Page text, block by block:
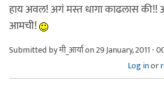
हाय अवल! अगं मस्त धागा काढलास
आमची!
Submitted byमी_आर्याon 29 January, 2011 -
Log inor